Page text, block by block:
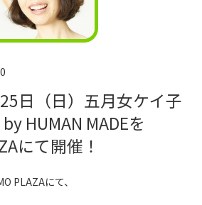
日（日）五月女ケイ子
HUMAN MADEを
にて開催！
PLAZAにて、